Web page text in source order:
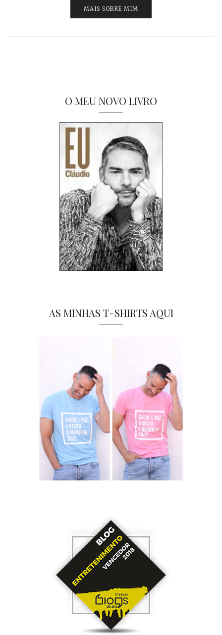
MAIS SOBRE MIM
O MEU NOVO LIVRO
AS MINHAS T-SHIRTS AQUI